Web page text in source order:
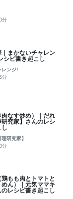
分
まかないチャレン
シピ書き起こし
レンジ!
分
なす炒め）｜だれ
研究家】さんのレシ
し
研究家】
分
もも肉とトマトと
ん）｜元気ママキ
のレシピ書き起こし